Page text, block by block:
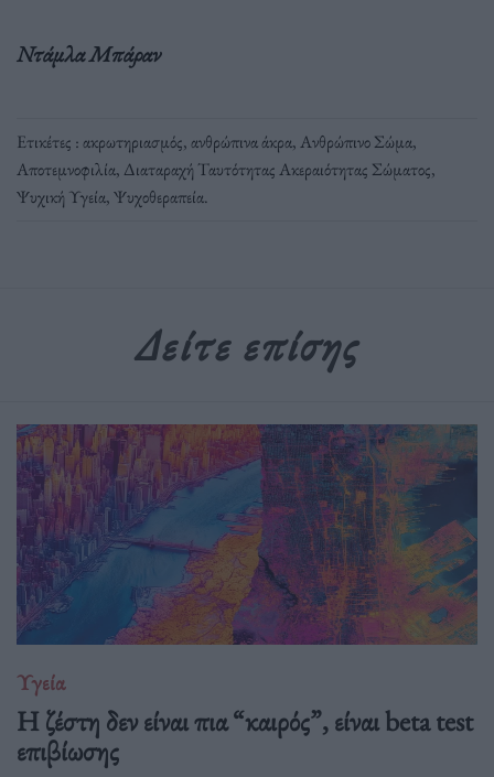
Ντάμλα Μπάραν
Ετικέτες :ακρωτηριασμός,ανθρώπινα άκρα,Ανθρώπινο Σώμα,
Αποτεμνοφιλία, Διαταραχή Ταυτότητας Ακεραιότητας Σώματος,
Ψυχική Υγεία,Ψυχοθεραπεία.
Δείτε επίσης
Υγεία
Η ζέστη δεν είναι πια “καιρός”, είναι beta test
επιβίωσης